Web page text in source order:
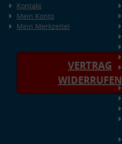
Kontakt
Mein Konto
Mein Merkzettel
VERTRAG
WIDERRUFEN